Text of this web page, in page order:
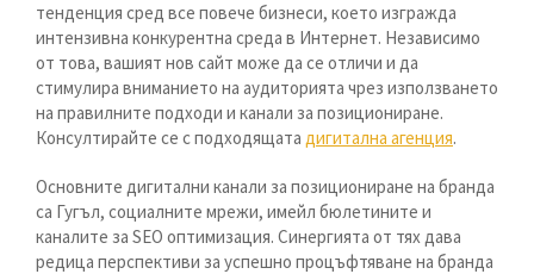
тенденция сред все повече бизнеси, което изгражда
интензивна конкурентна среда в Интернет. Независимо
от това, вашият нов сайт може да се отличи и да
стимулира вниманието на аудиторията чрез използването
на правилните подходи и канали за позициониране.
Консултирайте се с подходящата дигитална агенция.
Основните дигитални канали за позициониране на бранда
са Гугъл, социалните мрежи, имейл бюлетините и
каналите за SEO оптимизация. Синергията от тях дава
редица перспективи за успешно процъфтяване на бранда